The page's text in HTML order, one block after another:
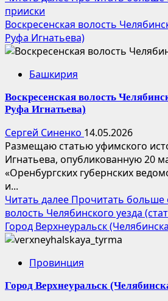
прииски
Воскресенская волость
Руфа Игнатьева)
Башкирия
Воскресенская волость
Руфа Игнатьева)
Сергей Синенко 14.05.2026
Размещаю статью уфимского
Игнатьева, опубликованную 20
«Оренбургских губернских
и...
Читать далее Прочитать больше
волость Челябинского уезда
Город Верхнеуральск
Провинция
Город Верхнеуральск